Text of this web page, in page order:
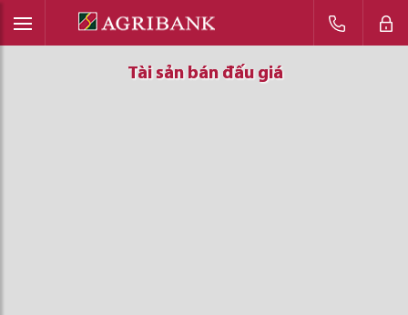
Tài sản bán đấu giá
Tài sản bán đấu giá
Tài sản bán đấu giá